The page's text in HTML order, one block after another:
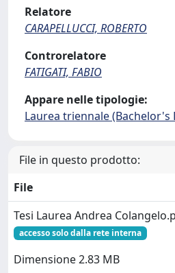
Relatore
CARAPELLUCCI, ROBERTO
Controrelatore
FATIGATI, FABIO
Appare nelle tipologie:
Laurea triennale (Bachelor's
File in questo prodotto:
File
Tesi Laurea Andrea
accesso solo dalla rete interna
Dimensione 2.83 MB